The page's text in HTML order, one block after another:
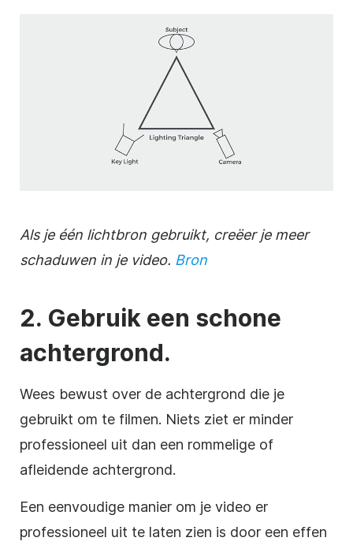
Als je één lichtbron gebruikt, creëer je meer
schaduwen in je video. Bron
2. Gebruik een schone
achtergrond.
Wees bewust over de achtergrond die je
gebruikt om te filmen. Niets ziet er minder
professioneel uit dan een rommelige of
afleidende achtergrond.
Een eenvoudige manier om je video er
professioneel uit te laten zien is door een effen